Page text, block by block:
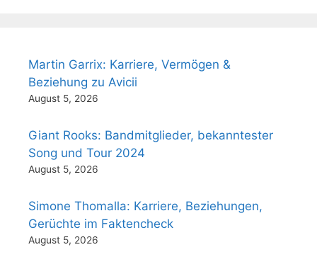
Martin Garrix: Karriere, Vermögen &
Beziehung zu Avicii
August 5, 2026
Giant Rooks: Bandmitglieder, bekanntester
Song und Tour 2024
August 5, 2026
Simone Thomalla: Karriere, Beziehungen,
Gerüchte im Faktencheck
August 5, 2026